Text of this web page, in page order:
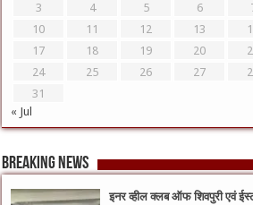
3
4 5 6
10
11 12 13
17
18 19 20
24
25 26 27
31
« Jul
Breaking News
इनर व्हील क्लब ऑफ शिवपुरी एवं